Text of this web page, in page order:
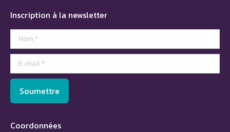
Inscription à la newsletter
Nom *
E-mail *
Soumettre
Coordonnées